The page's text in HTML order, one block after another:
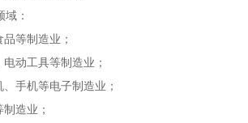
：
等制造业；
动工具等制造业；
手机等电子制造业；
造业；